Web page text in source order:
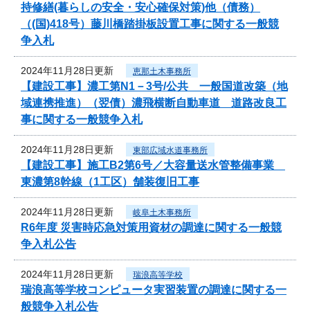
持修繕(暮らしの安全・安心確保対策)他（債務）
（(国)418号）藤川橋踏掛板設置工事に関する一般競
争入札
2024年11月28日更新 恵那土木事務所
【建設工事】濃工第N1－3号/公共 一般国道改築（地
域連携推進）（翌債）濃飛横断自動車道 道路改良工
事に関する一般競争入札
2024年11月28日更新 東部広域水道事務所
【建設工事】施工B2第6号／大容量送水管整備事業
東濃第8幹線（1工区）舗装復旧工事
2024年11月28日更新 岐阜土木事務所
R6年度 災害時応急対策用資材の調達に関する一般競
争入札公告
2024年11月28日更新 瑞浪高等学校
瑞浪高等学校コンピュータ実習装置の調達に関する一
般競争入札公告